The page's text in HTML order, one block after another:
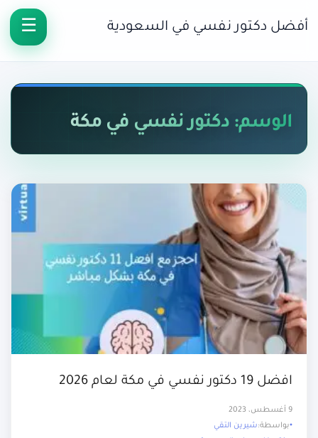
أفضل دكتور نفسي في السعودية
الوسم: دكتور نفسي في مكة
افضل 19 دكتور نفسي في مكة لعام 2026
9 أغسطس، 2023
بواسطة:شيرين التقي